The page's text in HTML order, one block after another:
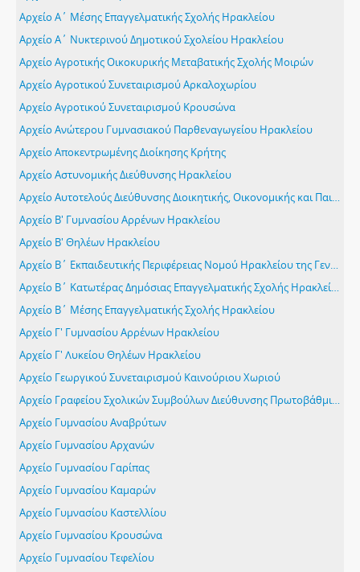
Αρχείο Α΄ Μέσης Επαγγελματικής Σχολής Ηρακλείου
Αρχείο Α΄ Νυκτερινού Δημοτικού Σχολείου Ηρακλείου
Αρχείο Αγροτικής Οικοκυρικής Μεταβατικής Σχολής Μοιρών
Αρχείο Αγροτικού Συνεταιρισμού Αρκαλοχωρίου
Αρχείο Αγροτικού Συνεταιρισμού Κρουσώνα
Αρχείο Ανώτερου Γυμνασιακού Παρθεναγωγείου Ηρακλείου
Αρχείο Αποκεντρωμένης Διοίκησης Κρήτης
Αρχείο Αστυνομικής Διεύθυνσης Ηρακλείου
Αρχείο Αυτοτελούς Διεύθυνσης Διοικητικής, Οικονομικής και Παιδαγωγικής Υποστήριξης της Περιφερειακής Διεύθυνσης Εκπαίδευσης Κρήτης
Αρχείο Β' Γυμνασίου Αρρένων Ηρακλείου
Αρχείο Β' Θηλέων Ηρακλείου
Αρχείο Β΄ Εκπαιδευτικής Περιφέρειας Νομού Ηρακλείου της Γενικής Επιθεώρησης Μέσης Εκπαίδευσης (ΓΕΜΕ)
Αρχείο Β΄ Κατωτέρας Δημόσιας Επαγγελματικής Σχολής Ηρακλείου
Αρχείο Β΄ Μέσης Επαγγελματικής Σχολής Ηρακλείου
Αρχείο Γ' Γυμνασίου Αρρένων Ηρακλείου
Αρχείο Γ' Λυκείου Θηλέων Ηρακλείου
Αρχείο Γεωργικού Συνεταιρισμού Καινούριου Χωριού
Αρχείο Γραφείου Σχολικών Συμβούλων Διεύθυνσης Πρωτοβάθμιας Εκπαίδευσης Ηρακλείου
Αρχείο Γυμνασίου Αναβρύτων
Αρχείο Γυμνασίου Αρχανών
Αρχείο Γυμνασίου Γαρίπας
Αρχείο Γυμνασίου Καμαρών
Αρχείο Γυμνασίου Καστελλίου
Αρχείο Γυμνασίου Κρουσώνα
Αρχείο Γυμνασίου Τεφελίου